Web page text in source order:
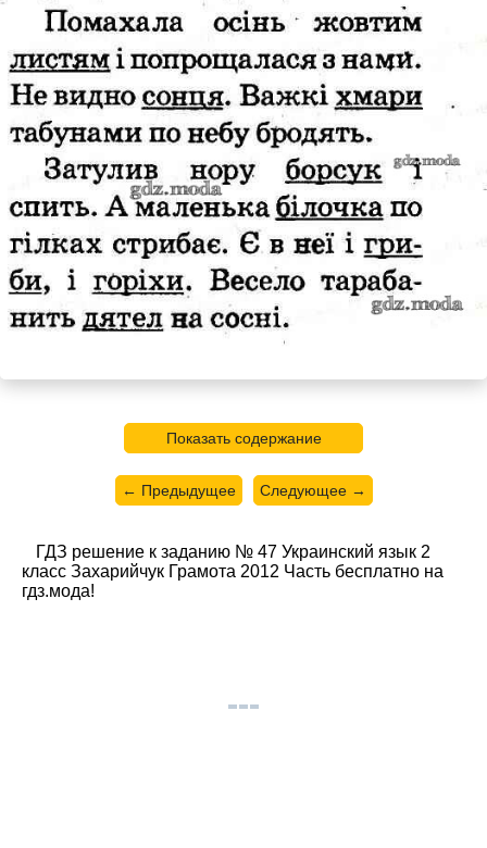
Показать содержание
← Предыдущее Следующее →
ГДЗ решение к заданию № 47 Украинский язык 2
класс Захарийчук Грамота 2012 Часть бесплатно на
гдз.мода!